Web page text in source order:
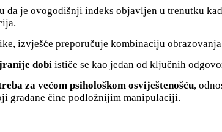
da je ovogodišnji indeks objavljen u trenutku
izvješće preporučuje kombinaciju
dobi ističe se kao jedan od ključnih
za većom psihološkom osviještenošću,
građane čine podložnijim manipulaciji.